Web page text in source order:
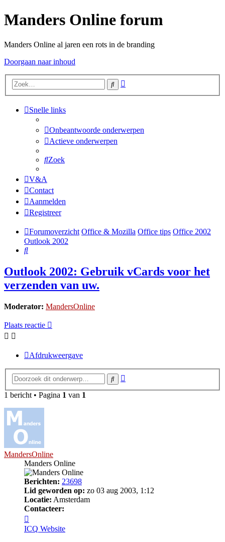
Manders Online forum
Manders Online al jaren een rots in de branding
Doorgaan naar inhoud
Zoek
Snelle links
Onbeantwoorde onderwerpen
Actieve onderwerpen
Zoek
V&A
Contact
Aanmelden
Registreer
Forumoverzicht Office & Mozilla Office tips Office 2002
Outlook 2002
Zoek
Outlook 2002: Gebruik vCards voor het
verzenden van uw.
Moderator: MandersOnline
Plaats reactie
Afdrukweergave
Zoek
1 bericht • Pagina 1 van 1
MandersOnline
Manders Online
Berichten: 23698
Lid geworden op: zo 03 aug 2003, 1:12
Locatie: Amsterdam
Contacteer:
MandersOnline
ICQ Website